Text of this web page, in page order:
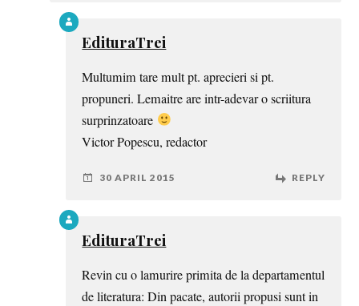
EdituraTrei
Multumim tare mult pt. aprecieri si pt.
propuneri. Lemaitre are intr-adevar o scriitura
surprinzatoare
Victor Popescu, redactor
30 APRIL 2015 REPLY
EdituraTrei
Revin cu o lamurire primita de la departamentul
de literatura: Din pacate, autorii propusi sunt in